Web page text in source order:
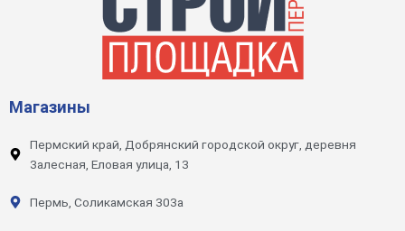
Магазины
Пермский край, Добрянский городской округ, деревня
Залесная, Еловая улица, 13
Пермь, Соликамская 303а